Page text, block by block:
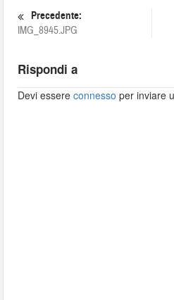
Precedente:
IMG_8945.JPG
Rispondi a
Devi essereconnesso per inviare